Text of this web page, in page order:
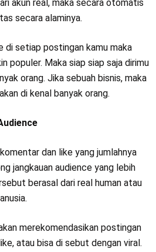
akun real, maka secara otomatis
secara alaminya.
di setiap postingan kamu maka
populer. Maka siap siap saja dirimu
orang. Jika sebuah bisnis, maka
di kenal banyak orang.
dan like yang jumlahnya
jangkauan audience yang lebih
berasal dari real human atau
merekomendasikan postingan
atau bisa di sebut dengan viral.